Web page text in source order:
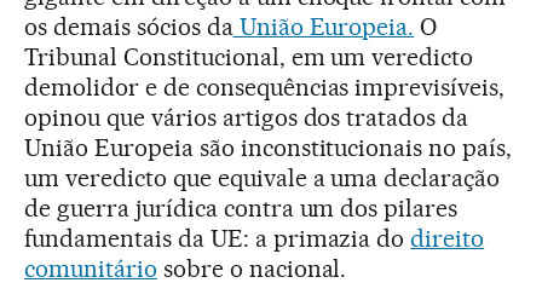
os demais sócios daUnião Europeia. O
Tribunal Constitucional, em um veredicto
demolidor e de consequências imprevisíveis,
opinou que vários artigos dos tratados da
União Europeia são inconstitucionais no país,
um veredicto que equivale a uma declaração
de guerra jurídica contra um dos pilares
fundamentais da UE: a primazia dodireito
comunitário sobre o nacional.